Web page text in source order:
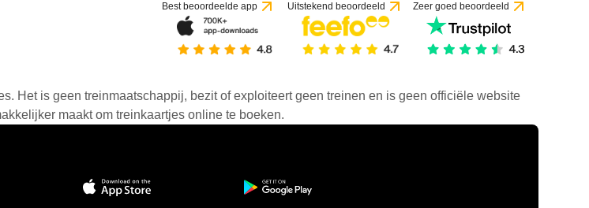
Best beoordeelde app Uitstekend beoordeeld Zeer goed beoordeeld
Het is geen treinmaatschappij, bezit of exploiteert geen treinen en is geen officiële website
maakt om treinkaartjes online te boeken.